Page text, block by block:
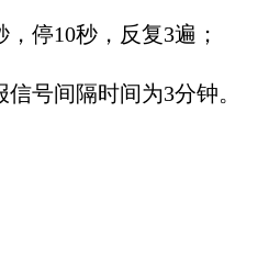
停10秒，反复3遍；
号间隔时间为3分钟。